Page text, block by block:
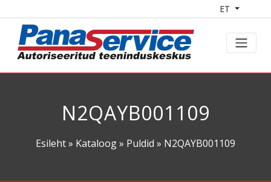
ET
N2QAYB001109
Esileht» Kataloog» Puldid » N2QAYB001109